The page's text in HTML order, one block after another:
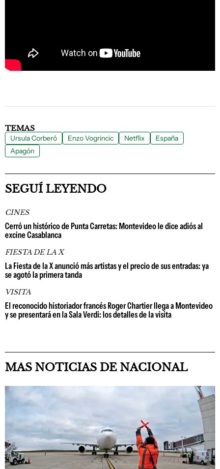
TEMAS
Ursula Corberó Enzo Vogrincic Netflix
España
Apagón
SEGUÍ LEYENDO
CINES
Cerró un histórico de Punta Carretas: Montevideo le dice adiós al
excine Casablanca
FIESTA DE LA X
La Fiesta de la X anunció más artistas y el precio de sus entradas: ya
se agotó la primera tanda
VISITA
El reconocido historiador francés Roger Chartier llega a Montevideo
y se presentará en la Sala Verdi: los detalles de la visita
MAS NOTICIAS DE NACIONAL